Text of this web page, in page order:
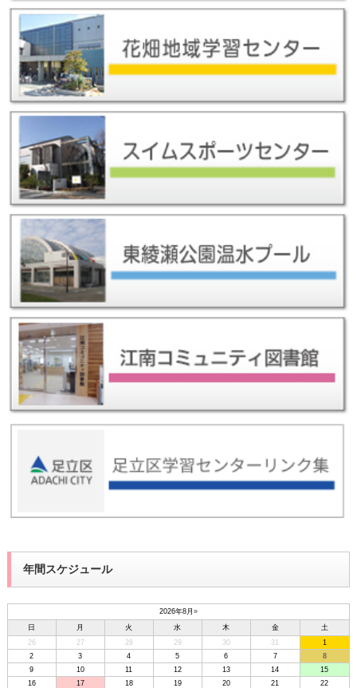
年間スケジュール
2026年8月 »
日
月 火 水 木 金
土
26
27 28 29 30 31
1
2
3 4 5 6 7
8
9
10 11 12 13 14
15
16
17 18 19 20 21
22